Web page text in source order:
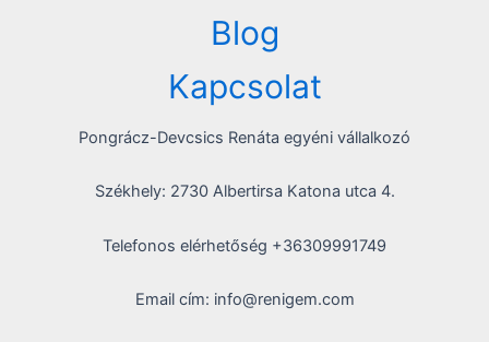
Blog
Kapcsolat
Pongrácz-Devcsics Renáta egyéni vállalkozó
Székhely: 2730 Albertirsa Katona utca 4.
Telefonos elérhetőség +36309991749
Email cím: info@renigem.com